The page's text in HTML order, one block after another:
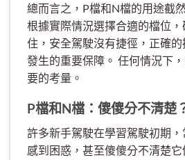
總而言之，P檔和N檔的用途截
根據實際情況選擇合適的檔位
住，安全駕駛沒有捷徑，正確
發生的重要保障。 任何情況下
要的考量。
P檔和N檔：傻傻分不清楚
許多新手駕駛在學習駕駛初期
感到困惑，甚至傻傻分不清楚